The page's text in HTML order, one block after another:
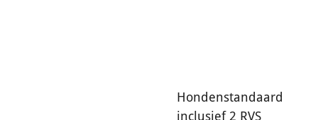
Hondenstandaard
inclusief 2 RVS